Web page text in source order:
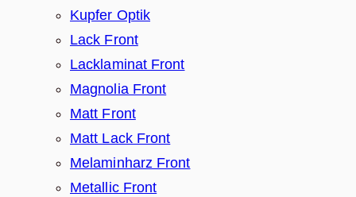
Kupfer Optik
Lack Front
Lacklaminat Front
Magnolia Front
Matt Front
Matt Lack Front
Melaminharz Front
Metallic Front